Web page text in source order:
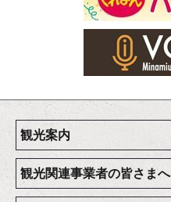
観光案内
観光関連事業者の皆さまへ